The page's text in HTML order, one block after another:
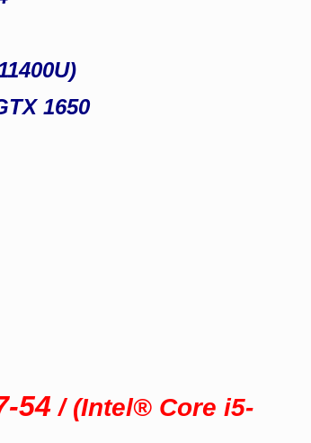
1650
54 / (Intel® Core i5-